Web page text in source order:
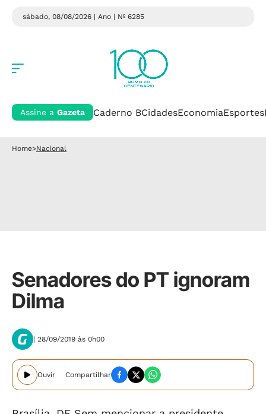
sábado, 08/08/2026 | Ano | Nº 6285
Assine a Gazeta Caderno BCidadesEconomiaEsportes
Home>Nacional
Senadores do PT ignoram
Dilma
| 28/09/2019 às 0h00
Ouvir Compartilhar